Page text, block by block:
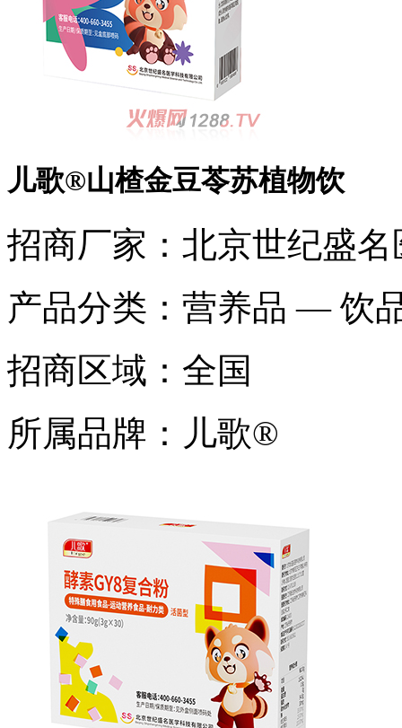
儿歌®山楂金豆苓苏植物饮
招商厂家： 北京世纪盛
产品分类： 营养品 — 饮
招商区域： 全国
所属品牌： 儿歌®